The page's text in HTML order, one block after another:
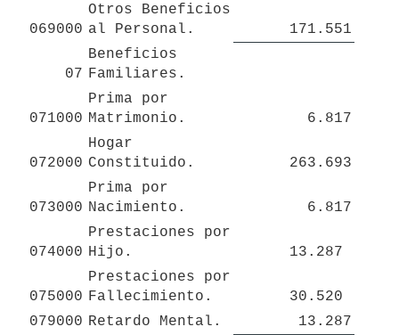
069000
Otros Beneficios
al Personal.
171.551
07
Beneficios
Familiares.
071000
Prima por
Matrimonio.
6.817
072000
Hogar
Constituido.
263.693
073000
Prima por
Nacimiento.
6.817
074000
Prestaciones por
Hijo.
13.287
075000
Prestaciones por
Fallecimiento.
30.520
079000 Retardo Mental. 13.287